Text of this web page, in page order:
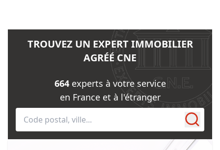
TROUVEZ UN EXPERT IMMOBILIER
AGRÉÉ CNE
664experts à votre service
en France et à l'étranger